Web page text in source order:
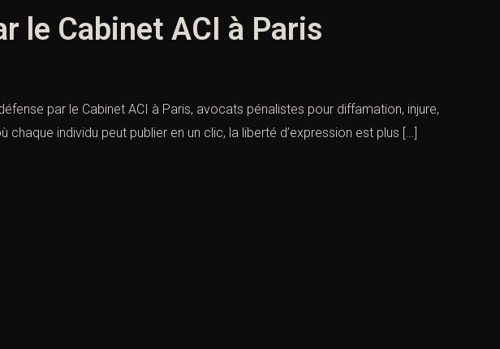
le Cabinet ACI à Paris
par le Cabinet ACI à Paris, avocats pénalistes pour diffamation, injure,
individu peut publier en un clic, la liberté d’expression est plus […]